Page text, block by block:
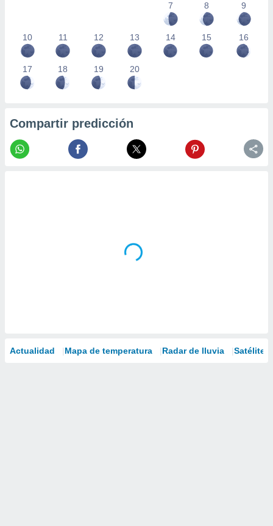
7
8 9
10 11 12 13 14 15 16
17 18 19 20
Compartir predicción
Actualidad Mapa de temperatura Radar de lluvia Satélites